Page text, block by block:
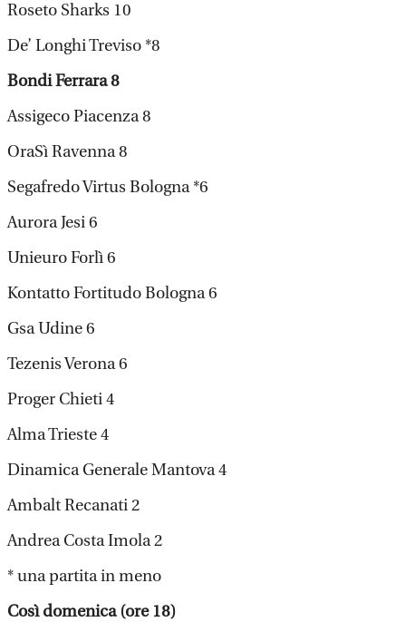
Roseto Sharks 10
De’ Longhi Treviso *8
Bondi Ferrara 8
Assigeco Piacenza 8
OraSì Ravenna 8
Segafredo Virtus Bologna *6
Aurora Jesi 6
Unieuro Forlì 6
Kontatto Fortitudo Bologna 6
Gsa Udine 6
Tezenis Verona 6
Proger Chieti 4
Alma Trieste 4
Dinamica Generale Mantova 4
Ambalt Recanati 2
Andrea Costa Imola 2
* una partita in meno
Così domenica (ore 18)